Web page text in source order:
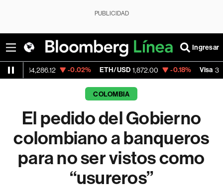
PUBLICIDAD
Ingresar
-0.02% ETH/USD 1,872.00 -0.18% Visa 369.59
COLOMBIA
El pedido del Gobierno
colombiano a banqueros
para no ser vistos como
“usureros”